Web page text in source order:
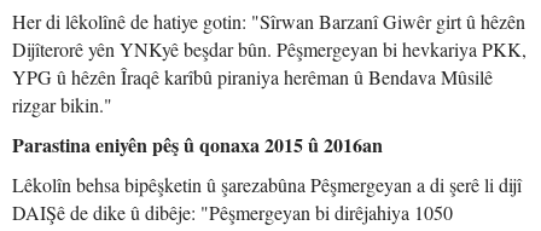
Her di lêkolînê de hatiye gotin: "Sîrwan Barzanî Giwêr girt û hêzên
Dijîterorê yên YNKyê beşdar bûn. Pêşmergeyan bi hevkariya PKK,
YPG û hêzên Îraqê karîbû piraniya herêman û Bendava Mûsilê
rizgar bikin."
Parastina eniyên pêş û qonaxa 2015 û 2016an
Lêkolîn behsa bipêşketin û şarezabûna Pêşmergeyan a di şerê li dijî
DAIŞê de dike û dibêje: "Pêşmergeyan bi dirêjahiya 1050